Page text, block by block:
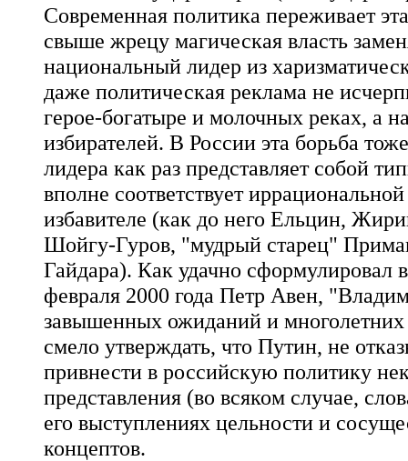
Современная политика переживает
свыше жрецу магическая власть
национальный лидер из
даже политическая реклама не
герое-богатыре и молочных реках, а
избирателей. В России эта борьба
лидера как раз представляет собой
вполне соответствует
избавителе (как до него Ельцин,
Шойгу-Гуров, "мудрый старец"
Гайдара). Как удачно сформулировал
февраля 2000 года Петр Авен,
завышенных ожиданий и
смело утверждать, что Путин, не
привнести в российскую политику
представления (во всяком случае,
его выступлениях цельности и
концептов.